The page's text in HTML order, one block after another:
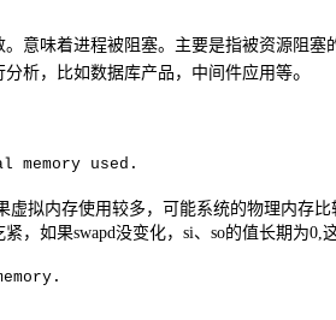
意味着进程被阻塞。主要是指被资源阻塞
析，比如数据库产品，中间件应用等。
used.
虚拟内存使用较多，可能系统的物理内存
紧，如果swapd没变化， si、 so的值长期为0,